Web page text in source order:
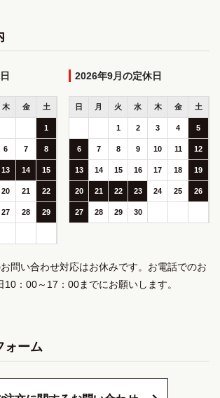
木 金 土
1
6 7 8
13 14 15
20 21 22
27 28 29
2026年9月
日 月 火 水 木 金 土
1 2 3 4 5
6 7 8 9 10 11 12
13 14 15 16 17 18 19
20 21 22 23 24 25 26
27 28 29 30
問い合わせ対応はお休みです。お電話でのお
10：00～17：00までにお願いします。
ォーム